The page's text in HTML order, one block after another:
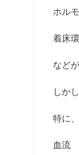
ホル
着床
など
しか
特に、
血流